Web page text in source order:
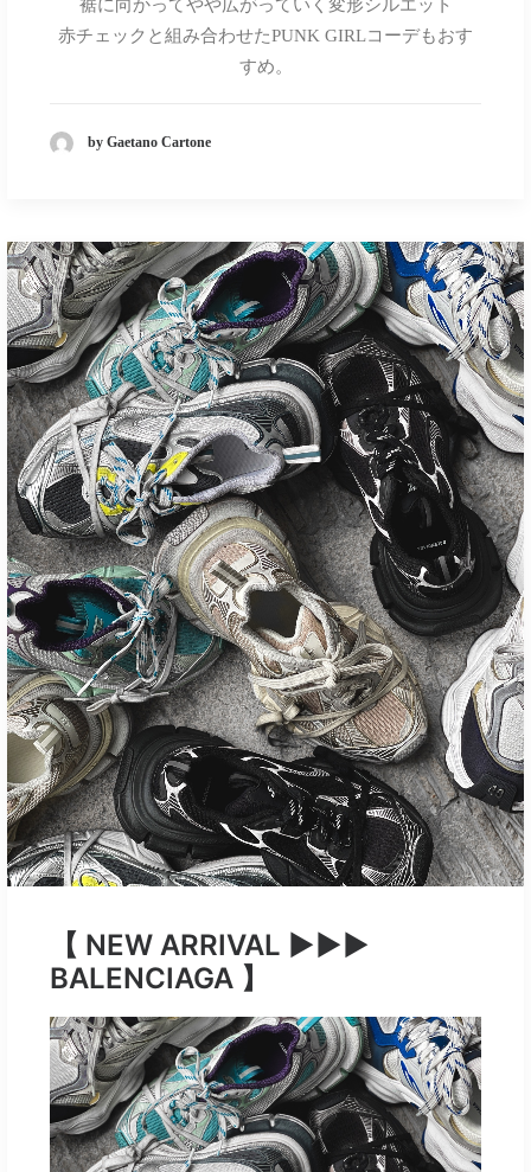
裾に向かってやや広がっていく変形シルエット
赤チェックと組み合わせたPUNK GIRLコーデもおす
すめ。
by Gaetano Cartone
【 NEW ARRIVAL ▶︎▶︎▶︎
BALENCIAGA 】